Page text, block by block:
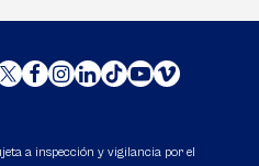
a inspección y vigilancia por el